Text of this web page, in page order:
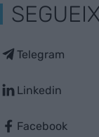
Telegram
Linkedin
Facebook